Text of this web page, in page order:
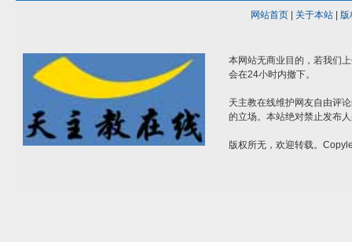
网站首页| 关于本站| 版
本网站无商业目的，若我们
会在24小时内撤下。
天主教在线维护网友自由评
的立场。本站绝对禁止发布
版权所无，欢迎转载。